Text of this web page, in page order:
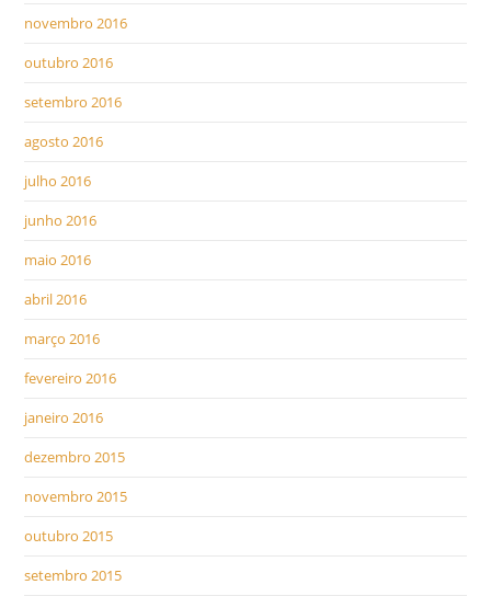
novembro 2016
outubro 2016
setembro 2016
agosto 2016
julho 2016
junho 2016
maio 2016
abril 2016
março 2016
fevereiro 2016
janeiro 2016
dezembro 2015
novembro 2015
outubro 2015
setembro 2015